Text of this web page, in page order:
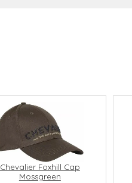
Chevalier Foxhill Cap
Mossgreen